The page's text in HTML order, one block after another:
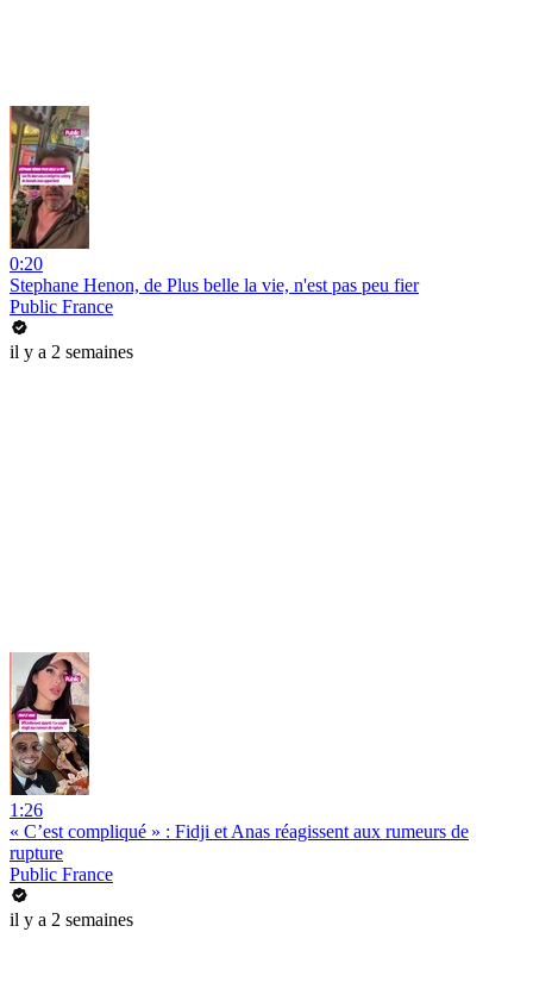
0:20
Stephane Henon, de Plus belle la vie, n'est pas peu fier
Public France
il y a 2 semaines
1:26
« C’est compliqué » : Fidji et Anas réagissent aux rumeurs de
rupture
Public France
il y a 2 semaines